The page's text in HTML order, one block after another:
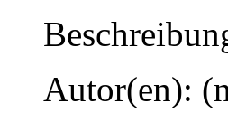
Autor(en):